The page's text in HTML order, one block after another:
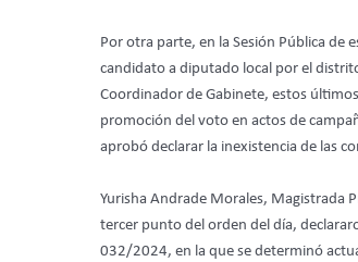
Por otra parte, en la Sesión Pública de
candidato a diputado local por el
Coordinador de Gabinete, estos
promoción del voto en actos de
aprobó declarar la inexistencia de las
Yurisha Andrade Morales, Magistrada
tercer punto del orden del día,
032/2024, en la que se determinó